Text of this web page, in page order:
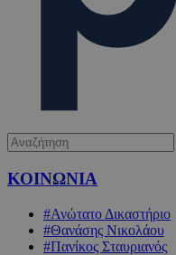
ΚΟΙΝΩΝΙΑ
#Ανώτατο Δικαστήριο
#Θανάσης Νικολάου
#Πανίκος Σταυριανός